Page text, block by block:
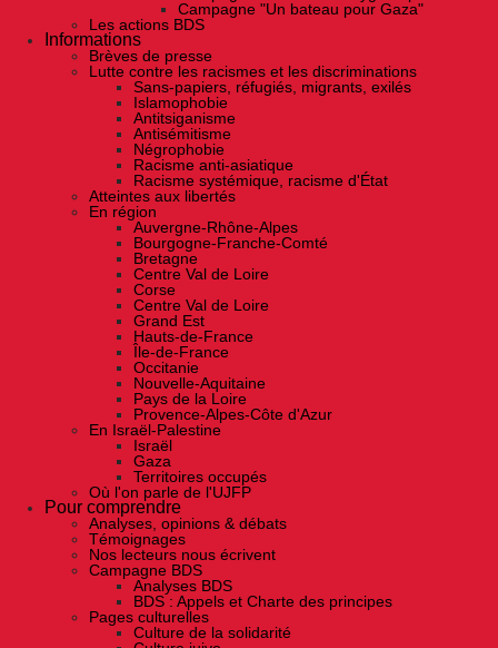
Campagne "Un bateau pour Gaza"
Les actions BDS
Informations
Brèves de presse
Lutte contre les racismes et les discriminations
Sans-papiers, réfugiés, migrants, exilés
Islamophobie
Antitsiganisme
Antisémitisme
Négrophobie
Racisme anti-asiatique
Racisme systémique, racisme d'État
Atteintes aux libertés
En région
Auvergne-Rhône-Alpes
Bourgogne-Franche-Comté
Bretagne
Centre Val de Loire
Corse
Centre Val de Loire
Grand Est
Hauts-de-France
Île-de-France
Occitanie
Nouvelle-Aquitaine
Pays de la Loire
Provence-Alpes-Côte d'Azur
En Israël-Palestine
Israël
Gaza
Territoires occupés
Où l'on parle de l'UJFP
Pour comprendre
Analyses, opinions & débats
Témoignages
Nos lecteurs nous écrivent
Campagne BDS
Analyses BDS
BDS : Appels et Charte des principes
Pages culturelles
Culture de la solidarité